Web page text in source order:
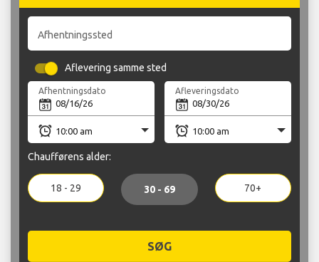
Afhentningssted
Aflevering samme sted
Afhentningsdato Afleveringsdato
Chaufførens alder:
18 - 29 30 - 69 70+
SØG